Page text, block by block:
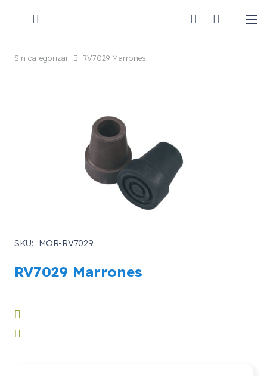
Sin categorizar RV7029 Marrones
SKU: MOR-RV7029
RV7029 Marrones